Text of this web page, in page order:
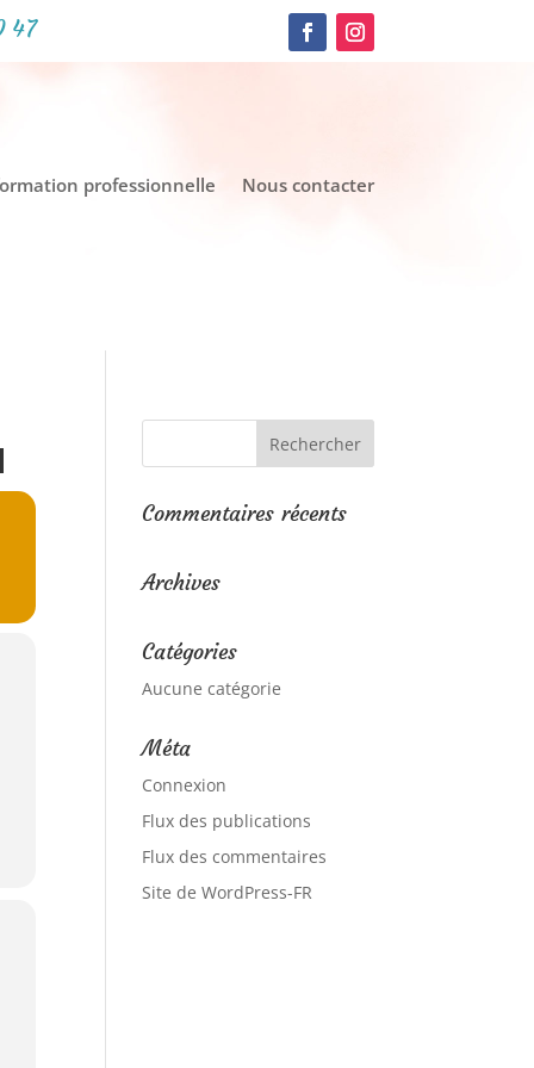
47
professionnelle Nous contacter
Commentaires récents
Archives
Catégories
Aucune catégorie
Méta
Connexion
Flux des publications
Flux des commentaires
Site de WordPress-FR